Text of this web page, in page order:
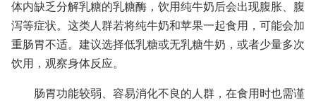
体内缺乏分解乳糖的乳糖酶，饮用纯牛奶后会出现腹胀、腹
泻等症状。这类人群若将纯牛奶和苹果一起食用，可能会加
重肠胃不适。建议选择低乳糖或无乳糖牛奶，或者少量多次
饮用，观察身体反应。
肠胃功能较弱、容易消化不良的人群，在食用时也需谨